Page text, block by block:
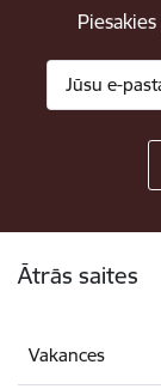
Ātrās saites
Vakances